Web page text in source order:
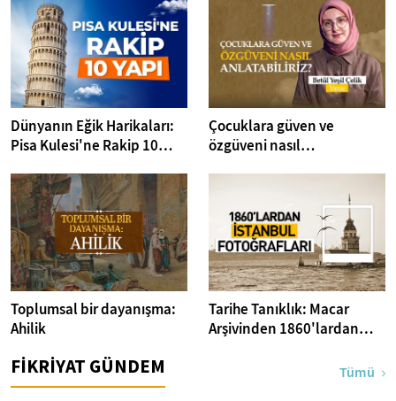
Dünyanın Eğik Harikaları:
Pisa Kulesi'ne Rakip 10
Çocuklara güven ve
özgüveni nasıl
Toplumsal bir dayanışma:
Ahilik
Tarihe Tanıklık: Macar
Arşivinden 1860'lardan
FİKRİYAT GÜNDEM Tümü